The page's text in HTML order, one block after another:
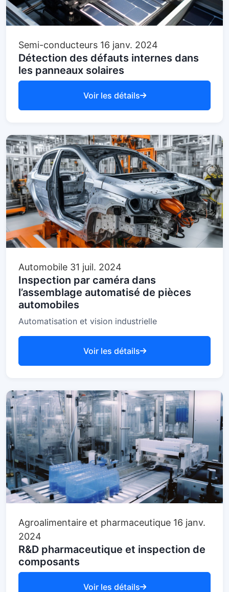
Semi-conducteurs 16 janv. 2024
Détection des défauts internes dans
les panneaux solaires
Voir les détails
Automobile 31 juil. 2024
Inspection par caméra dans
l’assemblage automatisé de pièces
automobiles
Automatisation et vision industrielle
Voir les détails
Agroalimentaire et pharmaceutique 16 janv.
2024
R&D pharmaceutique et inspection de
composants
Voir les détails